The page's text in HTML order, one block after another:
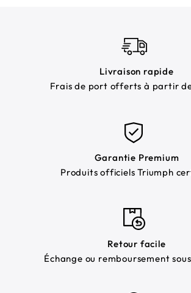
Livraison rapide
Frais de port offerts à partir
Garantie Premium
Produits officiels Triumph
Retour facile
Échange ou remboursement